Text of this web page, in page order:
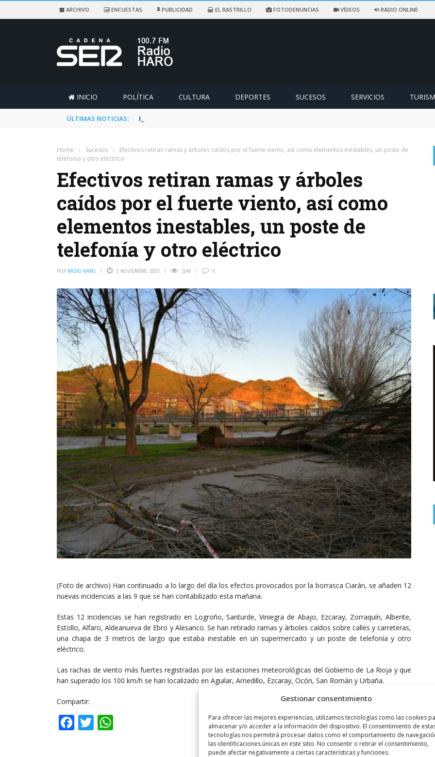
Gestionar consentimiento
Para ofrecer las mejores experiencias, utilizamos tecnologías como las cookies
almacenar y/o acceder a la información del dispositivo. El consentimiento de
tecnologías nos permitirá procesar datos como el comportamiento de
las identificaciones únicas en este sitio. No consentir o retirar el consentimiento,
puede afectar negativamente a ciertas características y funciones.
ARCHIVO ENCUESTAS PUBLICIDAD EL RASTRILLO FOTODENUNCIAS VÍDEOS RADIO ONLINE
INICIO POLÍTICA CULTURA DEPORTES SUCESOS SERVICIOS
ÚLTIMAS NOTICIAS: Rescatado un ciclista accidentado en un sendero de Ezcaray
Home › Sucesos ›
Efectivos retiran ramas y árboles caídos por el fuerte viento, así como elementos inestables, un poste de
telefonía y otro eléctrico
Efectivos retiran ramas y árboles
caídos por el fuerte viento, así como
elementos inestables, un poste de
telefonía y otro eléctrico
POR RADIO HARO 2 NOVIEMBRE, 2023 1149 0
(Foto de archivo) Han continuado a lo largo del día los efectos provocados por la borrasca Ciarán, se añaden 12
nuevas incidencias a las 9 que se han contabilizado esta mañana.
Estas 12 incidencias se han registrado en Logroño, Santurde, Viniegra de Abajo, Ezcaray, Zorraquín, Alberite,
Estollo, Alfaro, Aldeanueva de Ebro y Alesanco. Se han retirado ramas y árboles caídos sobre calles y carreteras,
una chapa de 3 metros de largo que estaba inestable en un supermercado y un poste de telefonía y otro
eléctrico.
Las rachas de viento más fuertes registradas por las estaciones meteorológicas del Gobierno de La Rioja y que
han superado los 100 km/h se han localizado en Aguilar, Arnedillo, Ezcaray, Ocón, San Román y Urbaña.
Compartir:
Facebook
Twitter